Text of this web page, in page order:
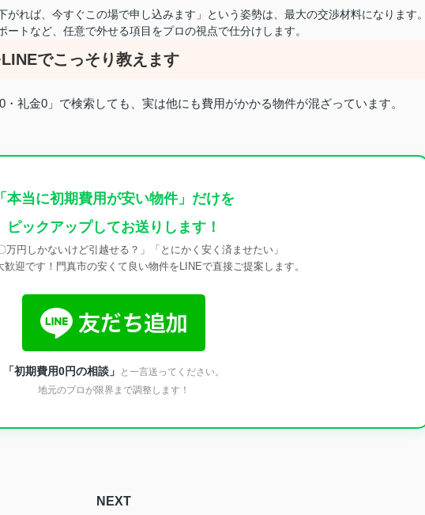
がれば、今すぐこの場で申し込みます」という姿勢は、最大の交渉材料になります
ートなど、任意で外せる項目をプロの視点で仕分けします。
でこっそり教えます
礼金0」で検索しても、実は他にも費用がかかる物件が混ざっています。
「本当に初期費用が安い物件」だけを
ピックアップしてお送りします！
万円しかないけど引越せる？」「とにかく安く済ませたい」
歓迎です！門真市の安くて良い物件をLINEで直接ご提案します。
「初期費用0円の相談」
と一言送ってください。
地元のプロが限界まで調整します！
NEXT